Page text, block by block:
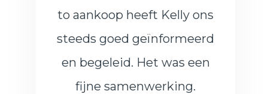
to aankoop heeft Kelly ons
steeds goed geïnformeerd
en begeleid. Het was een
fijne samenwerking.